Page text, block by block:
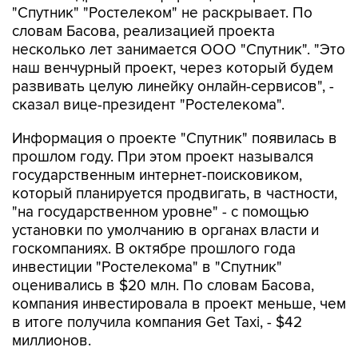
"Спутник" "Ростелеком" не раскрывает. По
словам Басова, реализацией проекта
несколько лет занимается ООО "Спутник". "Это
наш венчурный проект, через который будем
развивать целую линейку онлайн-сервисов", -
сказал вице-президент "Ростелекома".
Информация о проекте "Спутник" появилась в
прошлом году. При этом проект назывался
государственным интернет-поисковиком,
который планируется продвигать, в частности,
"на государственном уровне" - с помощью
установки по умолчанию в органах власти и
госкомпаниях. В октябре прошлого года
инвестиции "Ростелекома" в "Спутник"
оценивались в $20 млн. По словам Басова,
компания инвестировала в проект меньше, чем
в итоге получила компания Get Taxi, - $42
миллионов.